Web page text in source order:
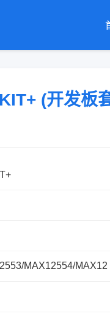
(开发板
MAX12554/MAX12